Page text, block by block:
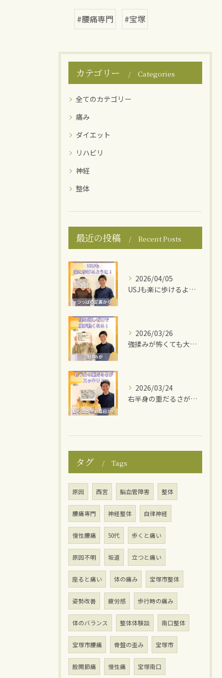
#腰痛専門 #宝塚
カテゴリー Categories
全てのカテゴリー
痛み
ダイエット
リハビリ
神経
整体
最近の投稿 Recent Posts
2026/04/05
USJも楽に歩けるように！
2026/03/26
強揉みが怖くても大丈夫！
2026/03/24
右半身の重だるさがスッキリ！
タグ Tags
原因 西宮 脳血管障害 整体
腰痛専門 神経整体 自律神経
慢性腰痛 50代 歩くと痛い
原因不明 坂道 立つと痛い
座ると痛い 体の痛み 宝塚市整体
姿勢改善 疲労感 歩行時の痛み
体のバランス 整体体験談 南口整体
宝塚市腰痛 骨盤の歪み 宝塚市
股関節痛 慢性痛 宝塚南口